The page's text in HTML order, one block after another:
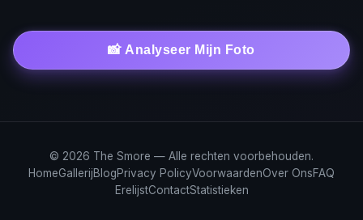
📸 Analyseer Mijn Foto
© 2026 The Smore — Alle rechten voorbehouden.
HomeGallerijBlogPrivacy PolicyVoorwaardenOver OnsFAQ
ErelijstContactStatistieken